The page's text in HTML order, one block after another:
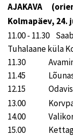
AJAKAVA
Kolmapäev, 24.
11.00 - 11.30
Tuhalaane küla
11.30
11.45
12.15
13.00
14.00
15.00